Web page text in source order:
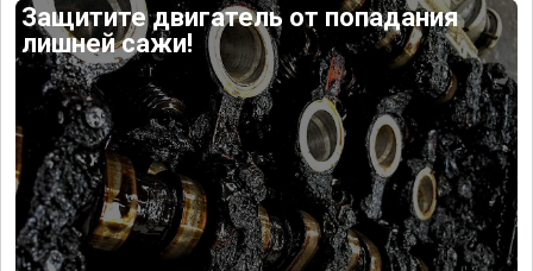
Защитите двигатель от попадания
лишней сажи!